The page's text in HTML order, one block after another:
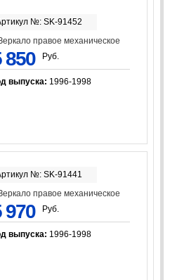
№: SK-91452
правое механическое
850 Руб.
выпуска: 1996-1998
№: SK-91441
правое механическое
970 Руб.
выпуска: 1996-1998